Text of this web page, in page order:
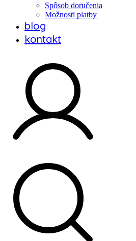
Spôsob doručenia
Možnosti platby
blog
kontakt